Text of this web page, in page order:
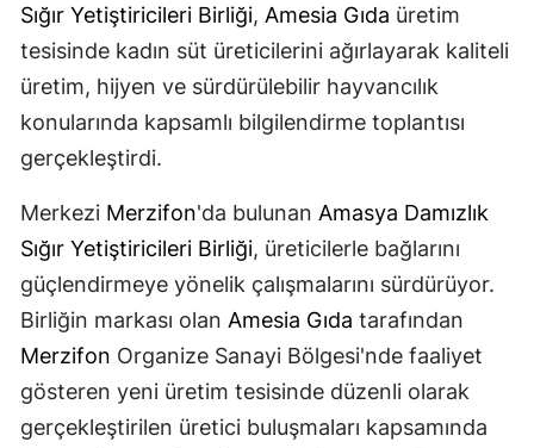
Sığır Yetiştiricileri Birliği, Amesia Gıda üretim
tesisinde kadın süt üreticilerini ağırlayarak kaliteli
üretim, hijyen ve sürdürülebilir hayvancılık
konularında kapsamlı bilgilendirme toplantısı
gerçekleştirdi.
Merkezi Merzifon'da bulunan Amasya Damızlık
Sığır Yetiştiricileri Birliği, üreticilerle bağlarını
güçlendirmeye yönelik çalışmalarını sürdürüyor.
Birliğin markası olan Amesia Gıda tarafından
Merzifon Organize Sanayi Bölgesi'nde faaliyet
gösteren yeni üretim tesisinde düzenli olarak
gerçekleştirilen üretici buluşmaları kapsamında